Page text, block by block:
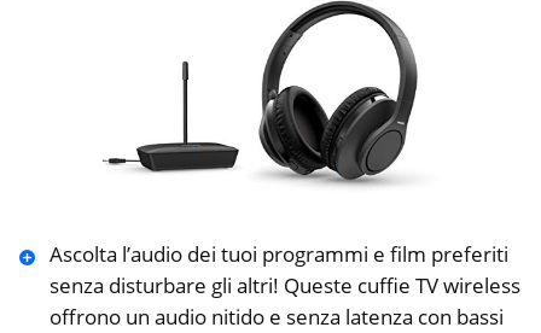
Ascolta l’audio dei tuoi programmi e film preferiti
senza disturbare gli altri! Queste cuffie TV wireless
offrono un audio nitido e senza latenza con bassi